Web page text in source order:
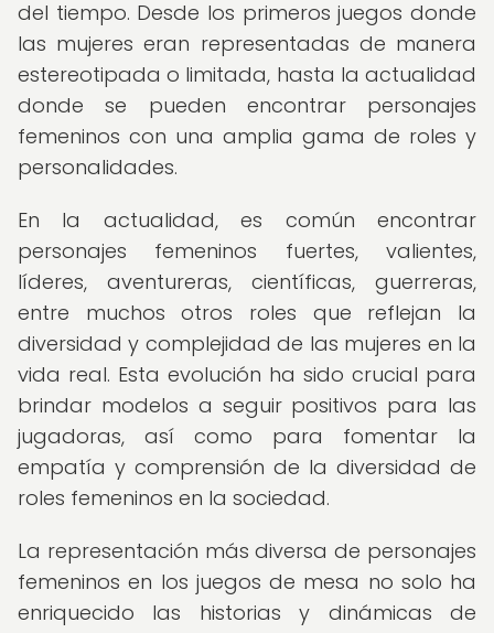
del tiempo. Desde los primeros juegos donde
las mujeres eran representadas de manera
estereotipada o limitada, hasta la actualidad
donde se pueden encontrar personajes
femeninos con una amplia gama de roles y
personalidades.
En la actualidad, es común encontrar
personajes femeninos fuertes, valientes,
líderes, aventureras, científicas, guerreras,
entre muchos otros roles que reflejan la
diversidad y complejidad de las mujeres en la
vida real. Esta evolución ha sido crucial para
brindar modelos a seguir positivos para las
jugadoras, así como para fomentar la
empatía y comprensión de la diversidad de
roles femeninos en la sociedad.
La representación más diversa de personajes
femeninos en los juegos de mesa no solo ha
enriquecido las historias y dinámicas de